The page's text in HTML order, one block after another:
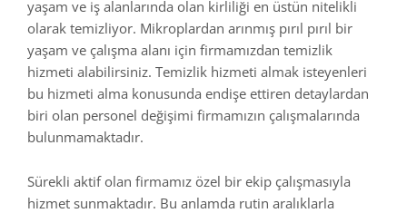
yaşam ve iş alanlarında olan kirliliği en üstün nitelikli
olarak temizliyor. Mikroplardan arınmış pırıl pırıl bir
yaşam ve çalışma alanı için firmamızdan temizlik
hizmeti alabilirsiniz. Temizlik hizmeti almak isteyenleri
bu hizmeti alma konusunda endişe ettiren detaylardan
biri olan personel değişimi firmamızın çalışmalarında
bulunmamaktadır.
Sürekli aktif olan firmamız özel bir ekip çalışmasıyla
hizmet sunmaktadır. Bu anlamda rutin aralıklarla